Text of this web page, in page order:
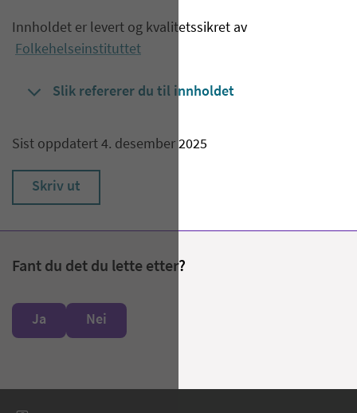
Innholdet er levert og kvalitetssikret av
Folkehelseinstituttet
Slik refererer du til innholdet
Sist oppdatert 4. desember 2025
Skriv ut
Fant du det du lette etter?
Ja Nei